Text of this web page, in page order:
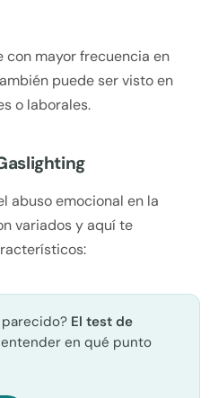
con mayor frecuencia en
puede ser visto en
o laborales.
abuso emocional en la
variados y aquí te
parecido? El test de
en qué punto